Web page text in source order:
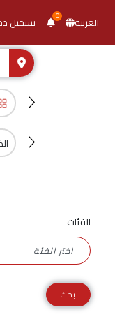
تسجيل 0 العربية
الفئات